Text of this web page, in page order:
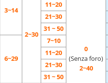
3~14
2~30
0
(Senza foro)
2~40
11~20
21~30
31 ~ 50
6~29
7~10
11~20
21~30
31 ~ 50